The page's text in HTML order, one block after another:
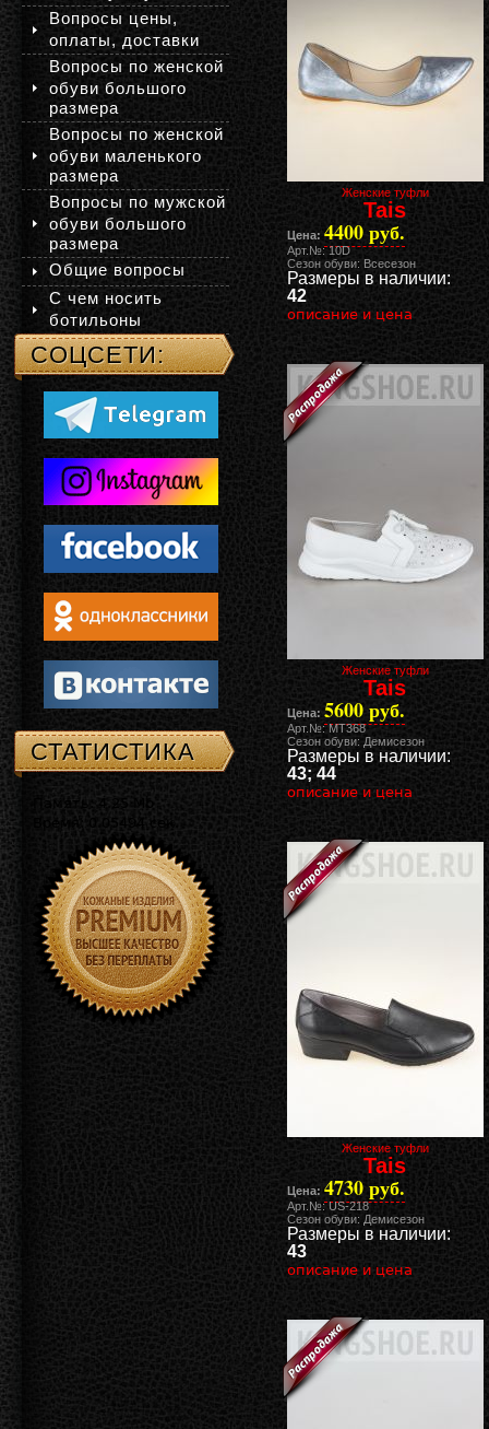
Женские туфли
Tais
Цена: 4400 руб.
Арт.№: 10D
Сезон обуви: Всесезон
Размеры в наличии:
42
описание и цена
Женские туфли
Tais
Цена: 5600 руб.
Арт.№: MT368
Сезон обуви: Демисезон
Размеры в наличии:
43; 44
описание и цена
Женские туфли
Tais
Цена: 4730 руб.
Арт.№: US-218
Сезон обуви: Демисезон
Размеры в наличии:
43
описание и цена
Вопросы цены,
оплаты, доставки
Вопросы по женской
обуви большого
размера
Вопросы по женской
обуви маленького
размера
Вопросы по мужской
обуви большого
размера
Общие вопросы
С чем носить
ботильоны
СОЦСЕТИ:
СТАТИСТИКА
Память: 4.25 Mb
Время: 0.05494 сек.